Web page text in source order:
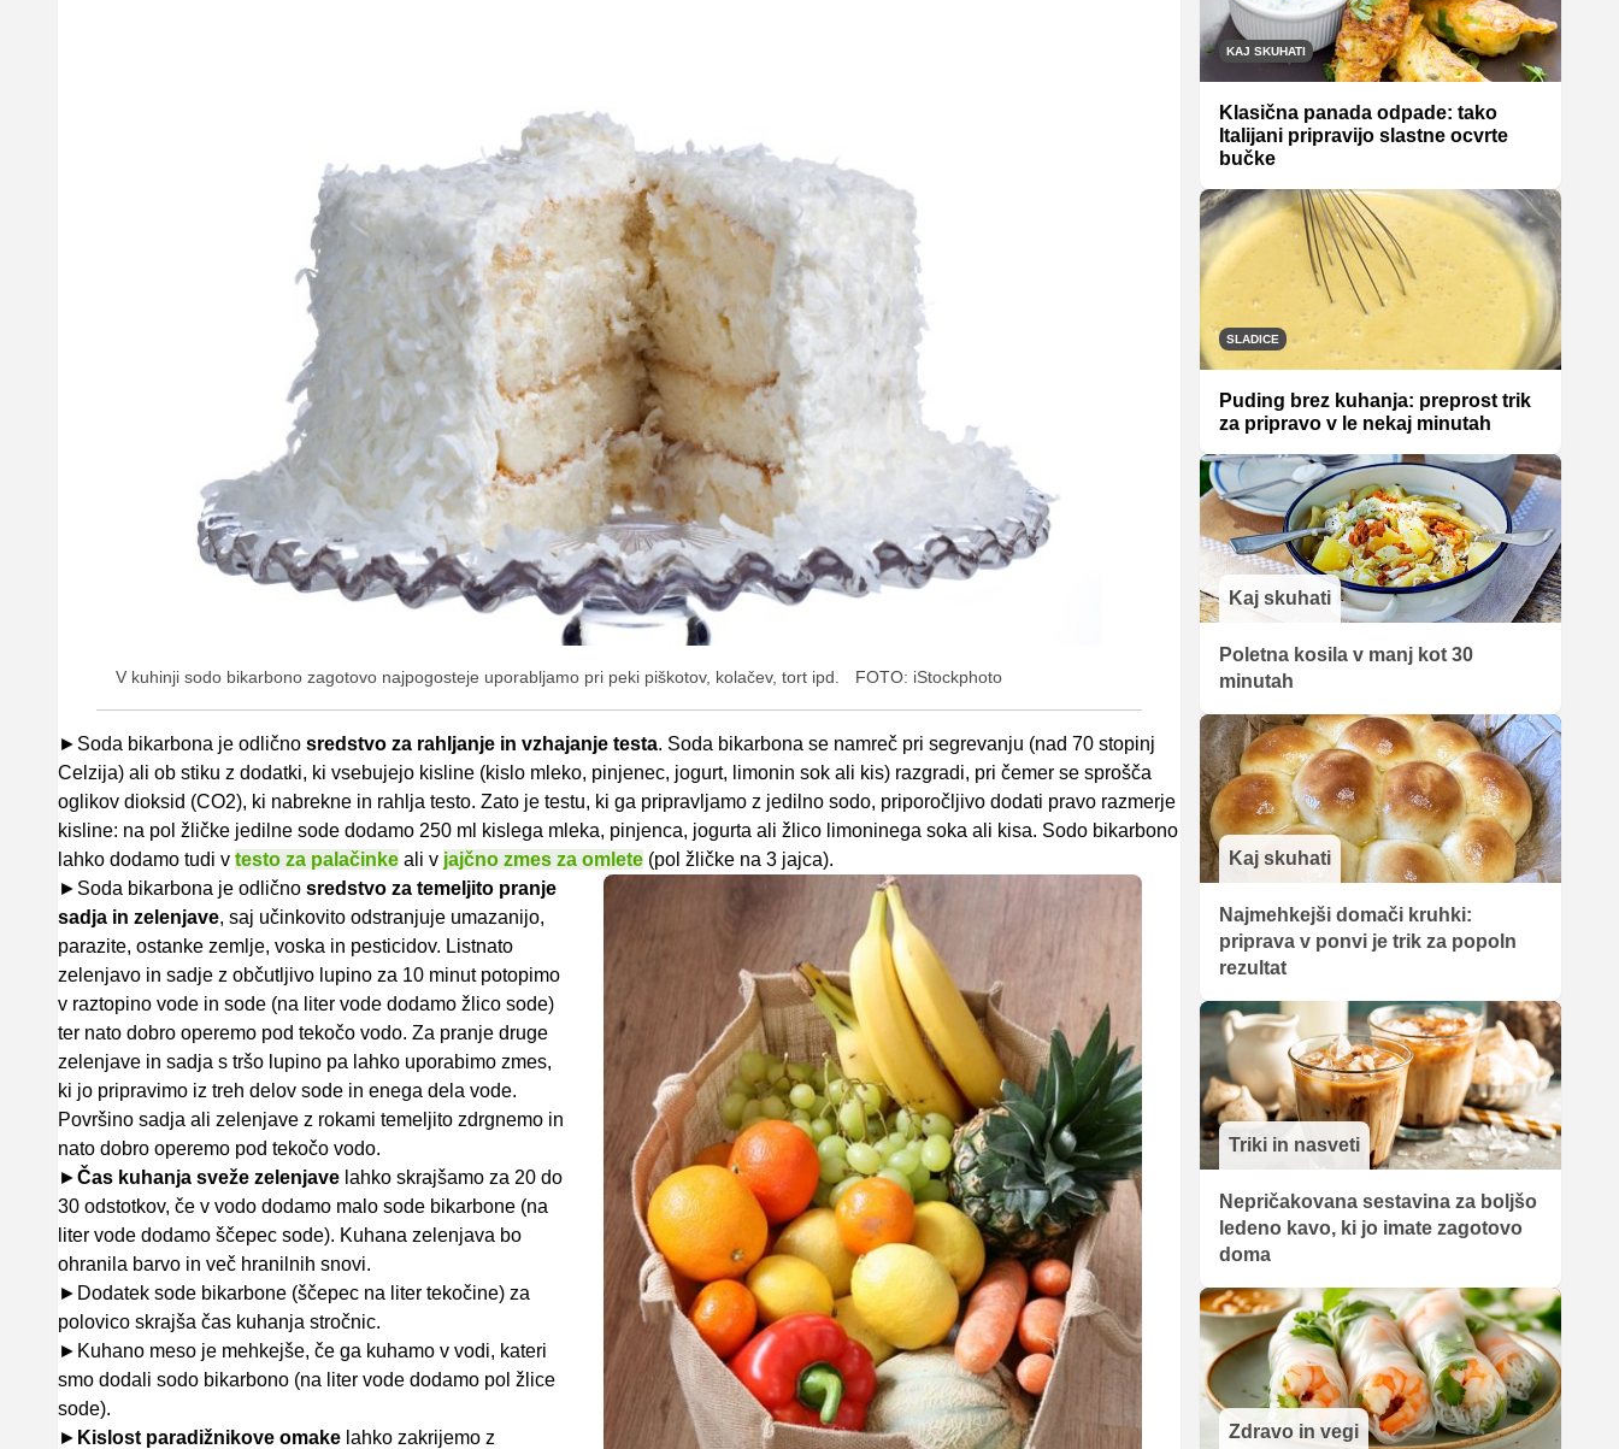
V kuhinji sodo bikarbono zagotovo najpogosteje uporabljamo pri peki piškotov, kolačev, tort ipd. FOTO: iStockphoto
►Soda bikarbona je odlično sredstvo za rahljanje in vzhajanje testa. Soda bikarbona se namreč pri segrevanju (nad 70 stopinj
Celzija) ali ob stiku z dodatki, ki vsebujejo kisline (kislo mleko, pinjenec, jogurt, limonin sok ali kis) razgradi, pri čemer se sprošča
oglikov dioksid (CO2), ki nabrekne in rahlja testo. Zato je testu, ki ga pripravljamo z jedilno sodo, priporočljivo dodati pravo razmerje
kisline: na pol žličke jedilne sode dodamo 250 ml kislega mleka, pinjenca, jogurta ali žlico limoninega soka ali kisa. Sodo bikarbono
lahko dodamo tudi v testo za palačinke ali v jajčno zmes za omlete (pol žličke na 3 jajca).
►Soda bikarbona je odlično sredstvo za temeljito pranje
sadja in zelenjave, saj učinkovito odstranjuje umazanijo,
parazite, ostanke zemlje, voska in pesticidov. Listnato
zelenjavo in sadje z občutljivo lupino za 10 minut potopimo
v raztopino vode in sode (na liter vode dodamo žlico sode)
ter nato dobro operemo pod tekočo vodo. Za pranje druge
zelenjave in sadja s tršo lupino pa lahko uporabimo zmes,
ki jo pripravimo iz treh delov sode in enega dela vode.
Površino sadja ali zelenjave z rokami temeljito zdrgnemo in
nato dobro operemo pod tekočo vodo.
►Čas kuhanja sveže zelenjave lahko skrajšamo za 20 do
30 odstotkov, če v vodo dodamo malo sode bikarbone (na
liter vode dodamo ščepec sode). Kuhana zelenjava bo
ohranila barvo in več hranilnih snovi.
►Dodatek sode bikarbone (ščepec na liter tekočine) za
polovico skrajša čas kuhanja stročnic.
►Kuhano meso je mehkejše, če ga kuhamo v vodi, kateri
smo dodali sodo bikarbono (na liter vode dodamo pol žlice
sode).
► Kislost paradižnikove omake lahko zakrijemo z
KAJ SKUHATI
Klasična panada odpade: tako
Italijani pripravijo slastne ocvrte
bučke
SLADICE
Puding brez kuhanja: preprost trik
za pripravo v le nekaj minutah
Kaj skuhati
Poletna kosila v manj kot 30
minutah
Kaj skuhati
Najmehkejši domači kruhki:
priprava v ponvi je trik za popoln
rezultat
Triki in nasveti
Nepričakovana sestavina za boljšo
ledeno kavo, ki jo imate zagotovo
doma
Zdravo in vegi